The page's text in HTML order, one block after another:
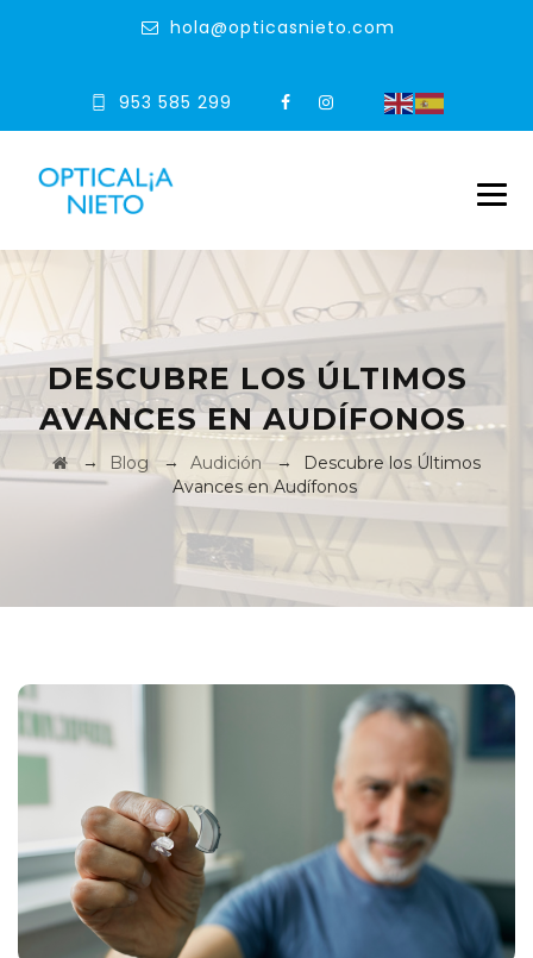
hola@opticasnieto.com
953 585 299
DESCUBRE LOS ÚLTIMOS
AVANCES EN AUDÍFONOS
→ Blog → Audición →
Descubre los Últimos
Avances en Audífonos